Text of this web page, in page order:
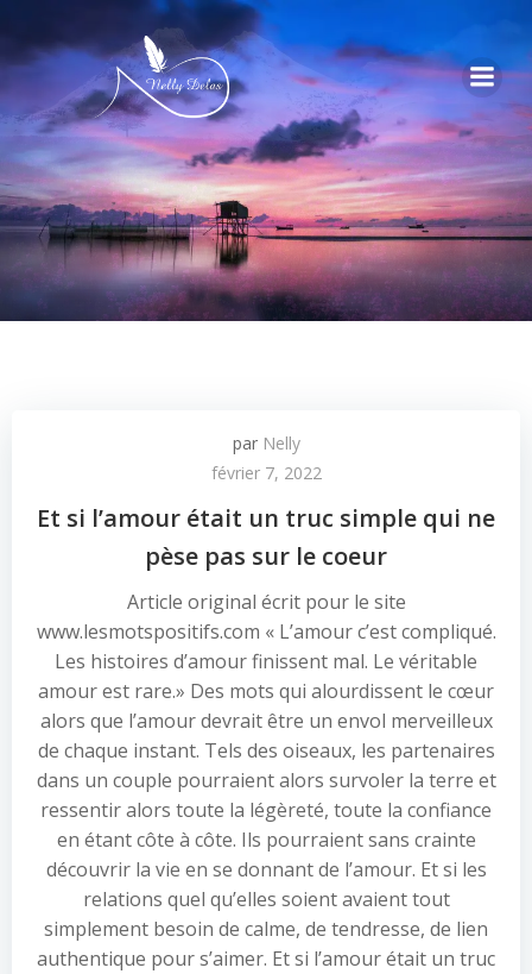
par Nelly
février 7, 2022
Et si l’amour était un truc simple qui ne
pèse pas sur le coeur
Article original écrit pour le site
www.lesmotspositifs.com « L’amour c’est compliqué.
Les histoires d’amour finissent mal. Le véritable
amour est rare.» Des mots qui alourdissent le cœur
alors que l’amour devrait être un envol merveilleux
de chaque instant. Tels des oiseaux, les partenaires
dans un couple pourraient alors survoler la terre et
ressentir alors toute la légèreté, toute la confiance
en étant côte à côte. Ils pourraient sans crainte
découvrir la vie en se donnant de l’amour. Et si les
relations quel qu’elles soient avaient tout
simplement besoin de calme, de tendresse, de lien
authentique pour s’aimer. Et si l’amour était un truc